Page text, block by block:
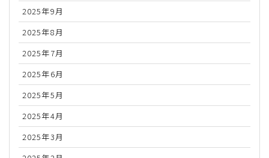
2025年9月
2025年8月
2025年7月
2025年6月
2025年5月
2025年4月
2025年3月